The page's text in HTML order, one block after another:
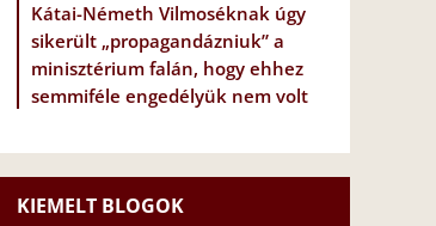
Kátai-Németh Vilmoséknak úgy
sikerült „propagandázniuk” a
minisztérium falán, hogy ehhez
semmiféle engedélyük nem volt
KIEMELT BLOGOK